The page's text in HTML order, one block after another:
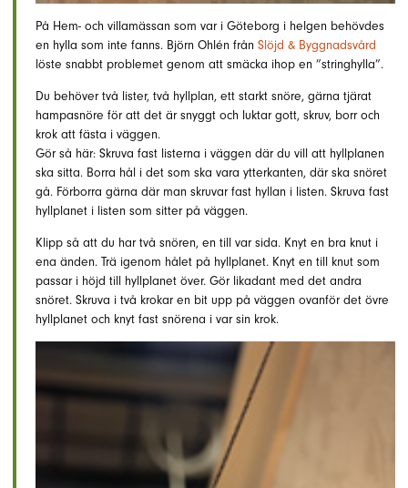
På Hem- och villamässan som var i Göteborg i helgen behövdes
en hylla som inte fanns. Björn Ohlén från Slöjd & Byggnadsvård
löste snabbt problemet genom att smäcka ihop en ”stringhylla”.
Du behöver två lister, två hyllplan, ett starkt snöre, gärna tjärat
hampasnöre för att det är snyggt och luktar gott, skruv, borr och
krok att fästa i väggen.
Gör så här: Skruva fast listerna i väggen där du vill att hyllplanen
ska sitta. Borra hål i det som ska vara ytterkanten, där ska snöret
gå. Förborra gärna där man skruvar fast hyllan i listen. Skruva fast
hyllplanet i listen som sitter på väggen.
Klipp så att du har två snören, en till var sida. Knyt en bra knut i
ena änden. Trä igenom hålet på hyllplanet. Knyt en till knut som
passar i höjd till hyllplanet över. Gör likadant med det andra
snöret. Skruva i två krokar en bit upp på väggen ovanför det övre
hyllplanet och knyt fast snörena i var sin krok.